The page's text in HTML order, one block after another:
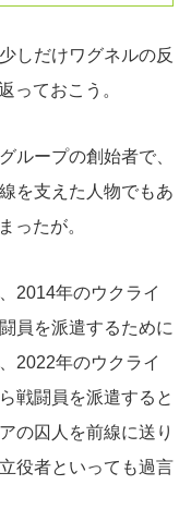
しだけワグネルの反
っておこう。
ループの創始者で、
を支えた人物でもあ
ったが。
2014年のウクライ
員を派遣するために
2022年のウクライ
戦闘員を派遣すると
の囚人を前線に送り
役者といっても過言